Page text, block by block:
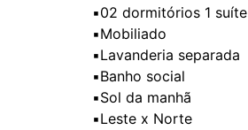
▪️02 dormitórios 1 suíte
▪️Mobiliado
▪️Lavanderia separada
▪️Banho social
▪️Sol da manhã
▪️Leste x Norte